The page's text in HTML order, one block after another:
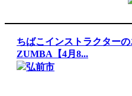
ちばこインストラクター
ZUMBA【4月8...
弘前市